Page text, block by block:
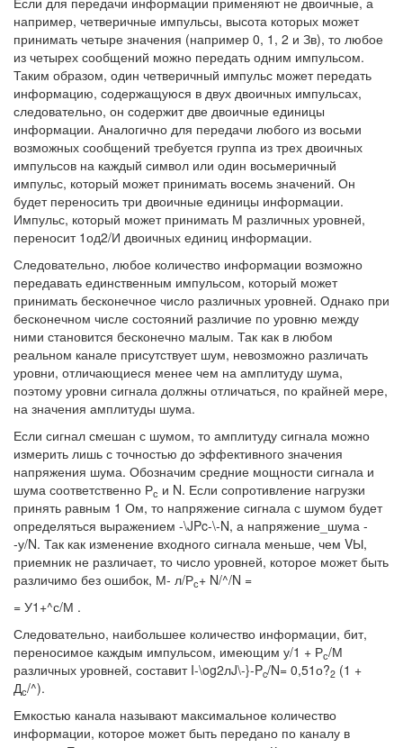
например, четверичные импульсы, высота которых может
принимать четыре значения (например 0, 1, 2 и Зв), то любое
из четырех сообщений можно передать одним импульсом.
Таким образом, один четверичный импульс может передать
информацию, содержащуюся в двух двоичных импульсах,
следовательно, он содержит две двоичные единицы
информации. Аналогично для передачи любого из восьми
возможных сообщений требуется группа из трех двоичных
импульсов на каждый символ или один восьмеричный
импульс, который может принимать восемь значений. Он
будет переносить три двоичные единицы информации.
Импульс, который может принимать М различных уровней,
переносит 1од2/И двоичных единиц информации.
Следовательно, любое количество информации возможно
передавать единственным импульсом, который может
принимать бесконечное число различных уровней. Однако при
бесконечном числе состояний различие по уровню между
ними становится бесконечно малым. Так как в любом
реальном канале присутствует шум, невозможно различать
уровни, отличающиеся менее чем на амплитуду шума,
поэтому уровни сигнала должны отличаться, по крайней мере,
на значения амплитуды шума.
Если сигнал смешан с шумом, то амплитуду сигнала можно
измерить лишь с точностью до эффективного значения
напряжения шума. Обозначим средние мощности сигнала и
шума соответственно Рс и N. Если сопротивление нагрузки
принять равным 1 Ом, то напряжение сигнала с шумом будет
определяться выражением -\JPc-\-N, а напряжение_шума -
-у/N. Так как изменение входного сигнала меньше, чем VЫ,
приемник не различает, то число уровней, которое может быть
различимо без ошибок, М- л/Рс+ N/^/N =
= У1+^с/М .
Следовательно, наибольшее количество информации, бит,
переносимое каждым импульсом, имеющим у/1 + Рс/М
различных уровней, составит I-\og2лJ\-}-Pc/N= 0,51о?2 (1 +
Дс/^).
Емкостью канала называют максимальное количество
информации, которое может быть передано по каналу в